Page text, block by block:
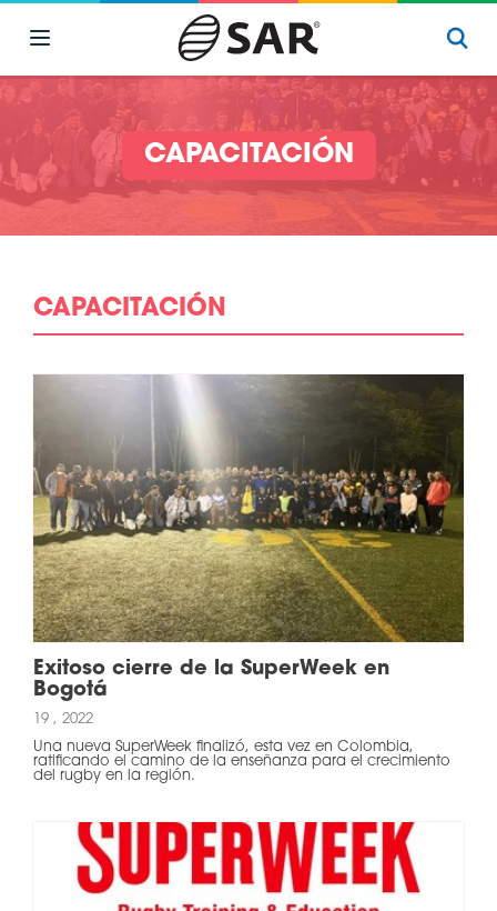
CAPACITACIÓN
CAPACITACIÓN
Exitoso cierre de la SuperWeek en
Bogotá
19 , 2022
Una nueva SuperWeek finalizó, esta vez en Colombia,
ratificando el camino de la enseñanza para el crecimiento
del rugby en la región.